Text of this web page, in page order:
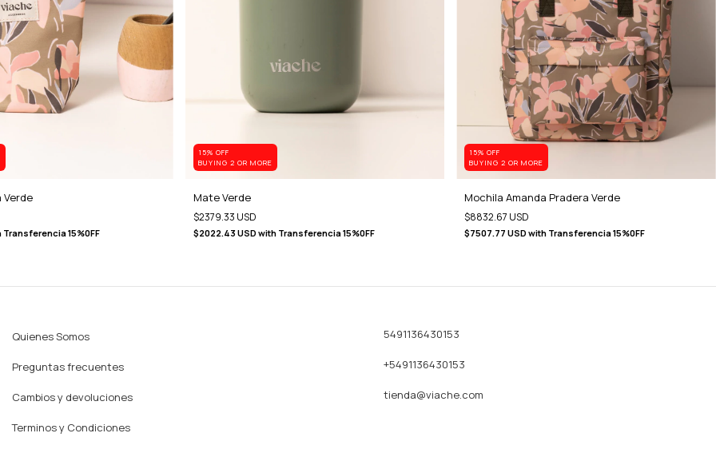
Verde
Transferencia 15%0FF
15% OFF
BUYING 2 OR MORE
Mate Verde
$2379.33 USD
$2022.43 USD with Transferencia 15%0FF
15% OFF
BUYING 2 OR MORE
Mochila Amanda Pradera Verde
$8832.67 USD
$7507.77 USDwith Transferencia 15%0FF
Quienes Somos
Preguntas frecuentes
Cambios y devoluciones
Terminos y Condiciones
5491136430153
+5491136430153
tienda@viache.com